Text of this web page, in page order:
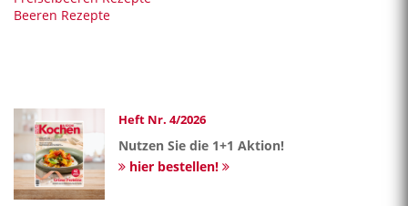
Beeren Rezepte
Heft Nr. 4/2026
Nutzen Sie die 1+1 Aktion!
hier bestellen!